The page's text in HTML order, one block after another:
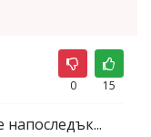
0 15